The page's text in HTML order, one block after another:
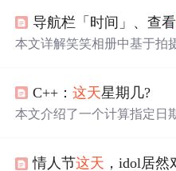
导航栏「时间」、查看
本文详解笑笑相册中基于拍
忆；筛选与搜索支持时间条
本机时区切分日期，确保库
C++：这天星期几?
本文介绍了一个计算指定日
日期，并提供了完整的代码
情人节这天 ，idol居然